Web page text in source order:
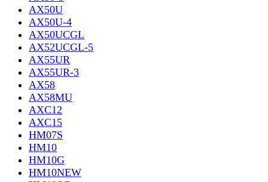
AX50U
AX50U-4
AX50UCGL
AX52UCGL-5
AX55UR
AX55UR-3
AX58
AX58MU
AXC12
AXC15
HM07S
HM10
HM10G
HM10NEW